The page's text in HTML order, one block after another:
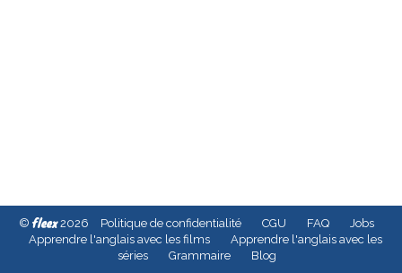
© fleex2026 Politique de confidentialité CGU FAQ
Jobs
Apprendre l'anglais avec les films
Apprendre l'anglais avec les
séries
Grammaire Blog